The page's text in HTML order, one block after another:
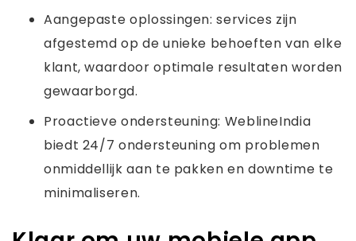
Aangepaste oplossingen: services zijn
afgestemd op de unieke behoeften van elke
klant, waardoor optimale resultaten worden
gewaarborgd.
Proactieve ondersteuning: WeblineIndia
biedt 24/7 ondersteuning om problemen
onmiddellijk aan te pakken en downtime te
minimaliseren.